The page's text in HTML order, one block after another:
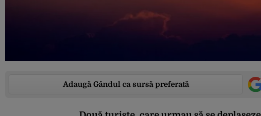
Adaugă Gândul ca sursă preferată